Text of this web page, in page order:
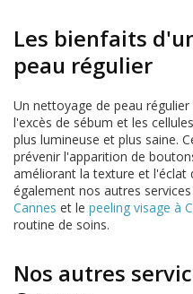
Les bienfaits
peau régulier
Un nettoyage de peau
l'excès de sébum et les
plus lumineuse et plus saine.
prévenir l'apparition de
améliorant la texture et l'éclat
également nos autres
Cannes et le peeling visage à
routine de soins.
Nos autres